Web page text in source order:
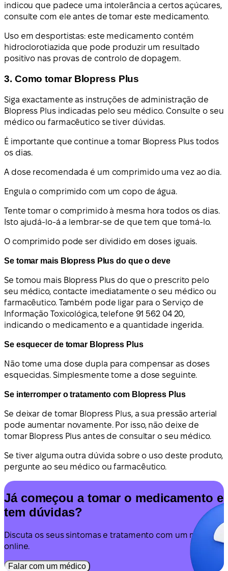
indicou que padece uma intolerância a certos açúcares,
consulte com ele antes de tomar este medicamento.
Uso em desportistas: este medicamento contém
hidroclorotiazida que pode produzir um resultado
positivo nas provas de controlo de dopagem.
3. Como tomar Blopress Plus
Siga exactamente as instruções de administração de
Blopress Plus indicadas pelo seu médico. Consulte o seu
médico ou farmacêutico se tiver dúvidas.
É importante que continue a tomar Blopress Plus todos
os dias.
A dose recomendada é um comprimido uma vez ao dia.
Engula o comprimido com um copo de água.
Tente tomar o comprimido à mesma hora todos os dias.
Isto ajudá-lo-á a lembrar-se de que tem que tomá-lo.
O comprimido pode ser dividido em doses iguais.
Se tomar mais Blopress Plus do que o deve
Se tomou mais Blopress Plus do que o prescrito pelo
seu médico, contacte imediatamente o seu médico ou
farmacêutico. Também pode ligar para o Serviço de
Informação Toxicológica, telefone 91 562 04 20,
indicando o medicamento e a quantidade ingerida.
Se esquecer de tomar Blopress Plus
Não tome uma dose dupla para compensar as doses
esquecidas. Simplesmente tome a dose seguinte.
Se interromper o tratamento com Blopress Plus
Se deixar de tomar Blopress Plus, a sua pressão arterial
pode aumentar novamente. Por isso, não deixe de
tomar Blopress Plus antes de consultar o seu médico.
Se tiver alguma outra dúvida sobre o uso deste produto,
pergunte ao seu médico ou farmacêutico.
Já começou a tomar o medicamento e
tem dúvidas?
Discuta os seus sintomas e tratamento com um médico
online.
Falar com um médico